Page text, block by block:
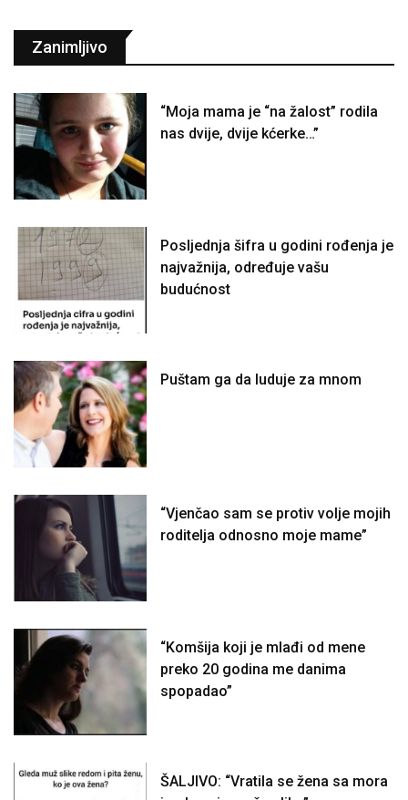
Zanimljivo
“Moja mama je “na žalost” rodila
nas dvije, dvije kćerke…”
Posljednja šifra u godini rođenja je
najvažnija, određuje vašu
budućnost
Puštam ga da luduje za mnom
“Vjenčao sam se protiv volje mojih
roditelja odnosno moje mame”
“Komšija koji je mlađi od mene
preko 20 godina me danima
spopadao”
ŠALJIVO: “Vratila se žena sa mora